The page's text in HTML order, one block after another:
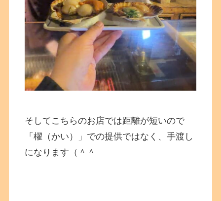
そしてこちらのお店では距離が短いので
「櫂（かい）」での提供ではなく、手渡し
になります（＾＾